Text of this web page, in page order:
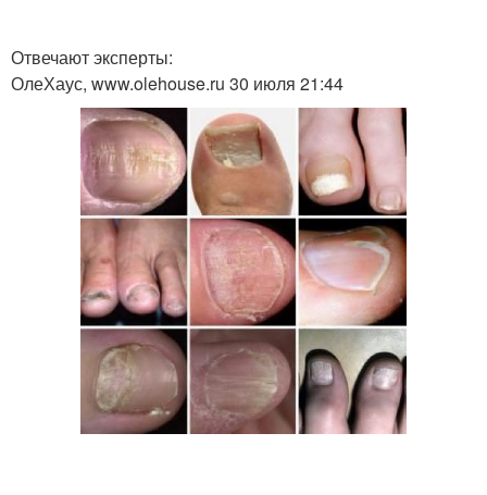
Отвечают эксперты:
ОлеХаус, www.olehouse.ru 30 июля 21:44